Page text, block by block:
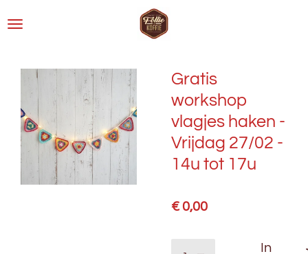
direct
hoofdinhoud
Gratis
workshop
vlagjes haken -
Vrijdag 27/02 -
14u tot 17u
€ 0,00
In